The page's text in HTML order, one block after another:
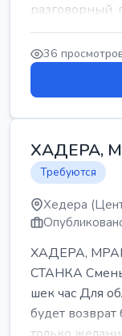
разговорный.
36
ХАДЕРА,
Требуются
Хедера
ХАДЕРА,
СТАНКА
шек час Для
будет